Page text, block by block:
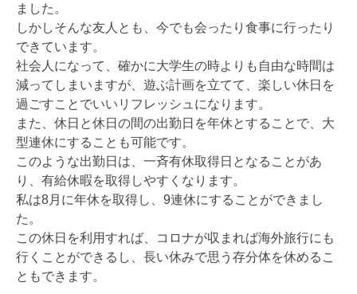
ました。
しかしそんな友人とも、今でも会ったり食事に行ったり
できています。
社会人になって、確かに大学生の時よりも自由な時間は
減ってしまいますが、遊ぶ計画を立てて、楽しい休日を
過ごすことでいいリフレッシュになります。
また、休日と休日の間の出勤日を年休とすることで、大
型連休にすることも可能です。
このような出勤日は、一斉有休取得日となることがあ
り、有給休暇を取得しやすくなります。
私は8月に年休を取得し、9連休にすることができまし
た。
この休日を利用すれば、コロナが収まれば海外旅行にも
行くことができるし、長い休みで思う存分体を休めるこ
ともできます。